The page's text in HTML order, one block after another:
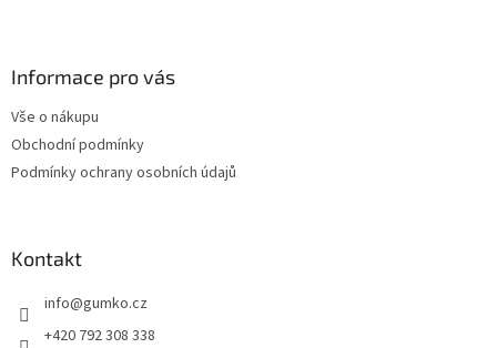
Informace pro vás
Vše o nákupu
Obchodní podmínky
Podmínky ochrany osobních údajů
Kontakt
info@gumko.cz
+420 792 308 338